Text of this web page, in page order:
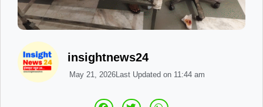
insightnews24
May 21, 2026Last Updated on 11:44 am